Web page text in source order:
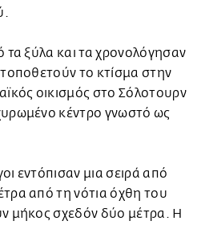
τα ξύλα και τα χρονολόγησαν
το κτίσμα στην
οικισμός στο Σόλοτουρν
κέντρο γνωστό ως
εντόπισαν μια σειρά από
από τη νότια όχθη του
μήκος σχεδόν δύο μέτρα. Η